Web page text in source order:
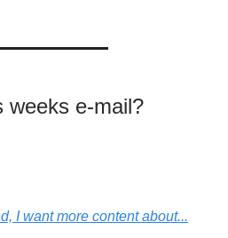
weeks e-mail?
I want more content about...